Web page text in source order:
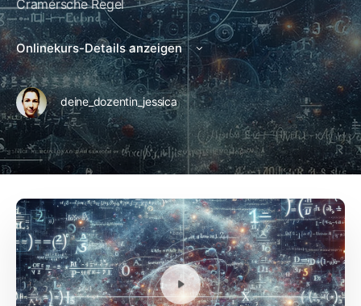
Cramersche Regel
Onlinekurs-Details anzeigen
deine_dozentin_jessica